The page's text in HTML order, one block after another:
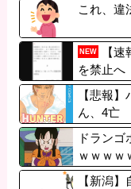
これ、違
NEW
【
を禁止へ
【悲報
ん、4亡
ドラン
ｗｗｗｗ
【新潟